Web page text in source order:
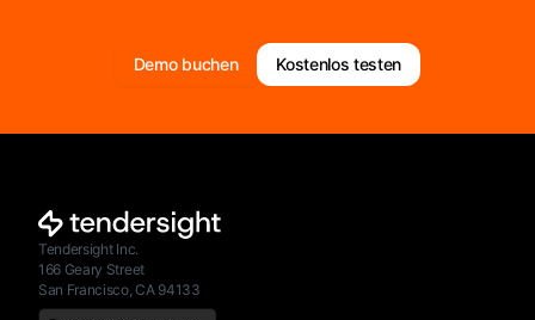
Demo buchen Kostenlos testen
Tendersight Inc.
166 Geary Street
San Francisco, CA 94133